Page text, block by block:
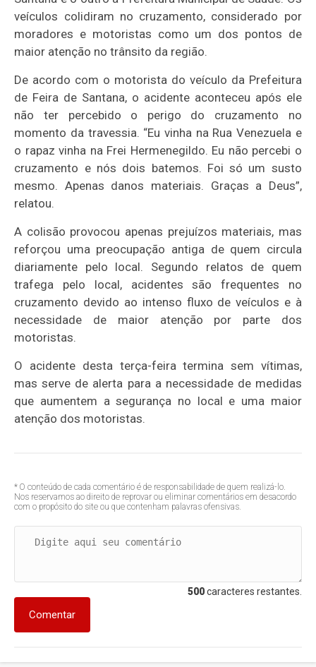
veículos colidiram no cruzamento, considerado por
moradores e motoristas como um dos pontos de
maior atenção no trânsito da região.
De acordo com o motorista do veículo da Prefeitura
de Feira de Santana, o acidente aconteceu após ele
não ter percebido o perigo do cruzamento no
momento da travessia. “Eu vinha na Rua Venezuela e
o rapaz vinha na Frei Hermenegildo. Eu não percebi o
cruzamento e nós dois batemos. Foi só um susto
mesmo. Apenas danos materiais. Graças a Deus”,
relatou.
A colisão provocou apenas prejuízos materiais, mas
reforçou uma preocupação antiga de quem circula
diariamente pelo local. Segundo relatos de quem
trafega pelo local, acidentes são frequentes no
cruzamento devido ao intenso fluxo de veículos e à
necessidade de maior atenção por parte dos
motoristas.
O acidente desta terça-feira termina sem vítimas,
mas serve de alerta para a necessidade de medidas
que aumentem a segurança no local e uma maior
atenção dos motoristas.
* O conteúdo de cada comentário é de responsabilidade de quem realizá-lo.
Nos reservamos ao direito de reprovar ou eliminar comentários em desacordo
com o propósito do site ou que contenham palavras ofensivas.
500caracteres restantes.
Comentar